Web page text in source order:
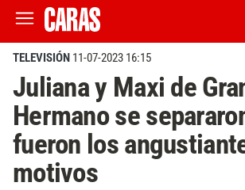
TELEVISIÓN 11-07-2023 16:15
Juliana y Maxi de
Hermano se
fueron los
motivos